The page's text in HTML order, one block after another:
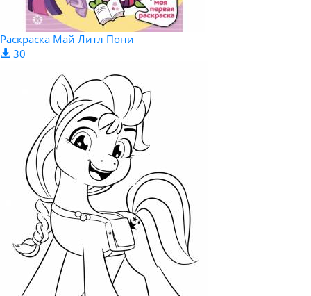
Раскраска Май Литл Пони
30